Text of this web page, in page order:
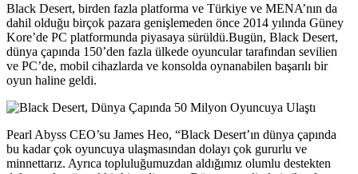
Black Desert, birden fazla platforma ve Türkiye ve MENA’nın da
dahil olduğu birçok pazara genişlemeden önce 2014 yılında Güney
Kore’de PC platformunda piyasaya sürüldü.Bugün, Black Desert,
dünya çapında 150’den fazla ülkede oyuncular tarafından sevilien
ve PC’de, mobil cihazlarda ve konsolda oynanabilen başarılı bir
oyun haline geldi.
Pearl Abyss CEO’su James Heo, “Black Desert’ın dünya çapında
bu kadar çok oyuncuya ulaşmasından dolayı çok gururlu ve
minnettarız. Ayrıca topluluğumuzdan aldığımız olumlu destekten